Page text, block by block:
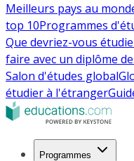
Meilleurs pays au
top 10Programmes
Que devriez-vous
faire avec un diplôme
Salon d'études global
étudier à l'étranger
Programmes